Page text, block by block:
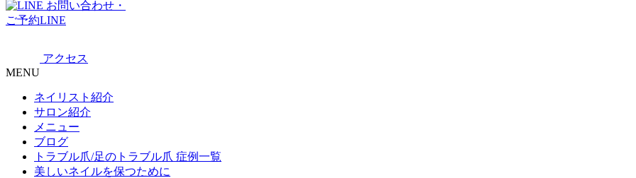
お問い合わせ・
ご予約LINE
アクセス
MENU
ネイリスト紹介
サロン紹介
メニュー
ブログ
トラブル爪/足のトラブル爪 症例一覧
美しいネイルを保つために